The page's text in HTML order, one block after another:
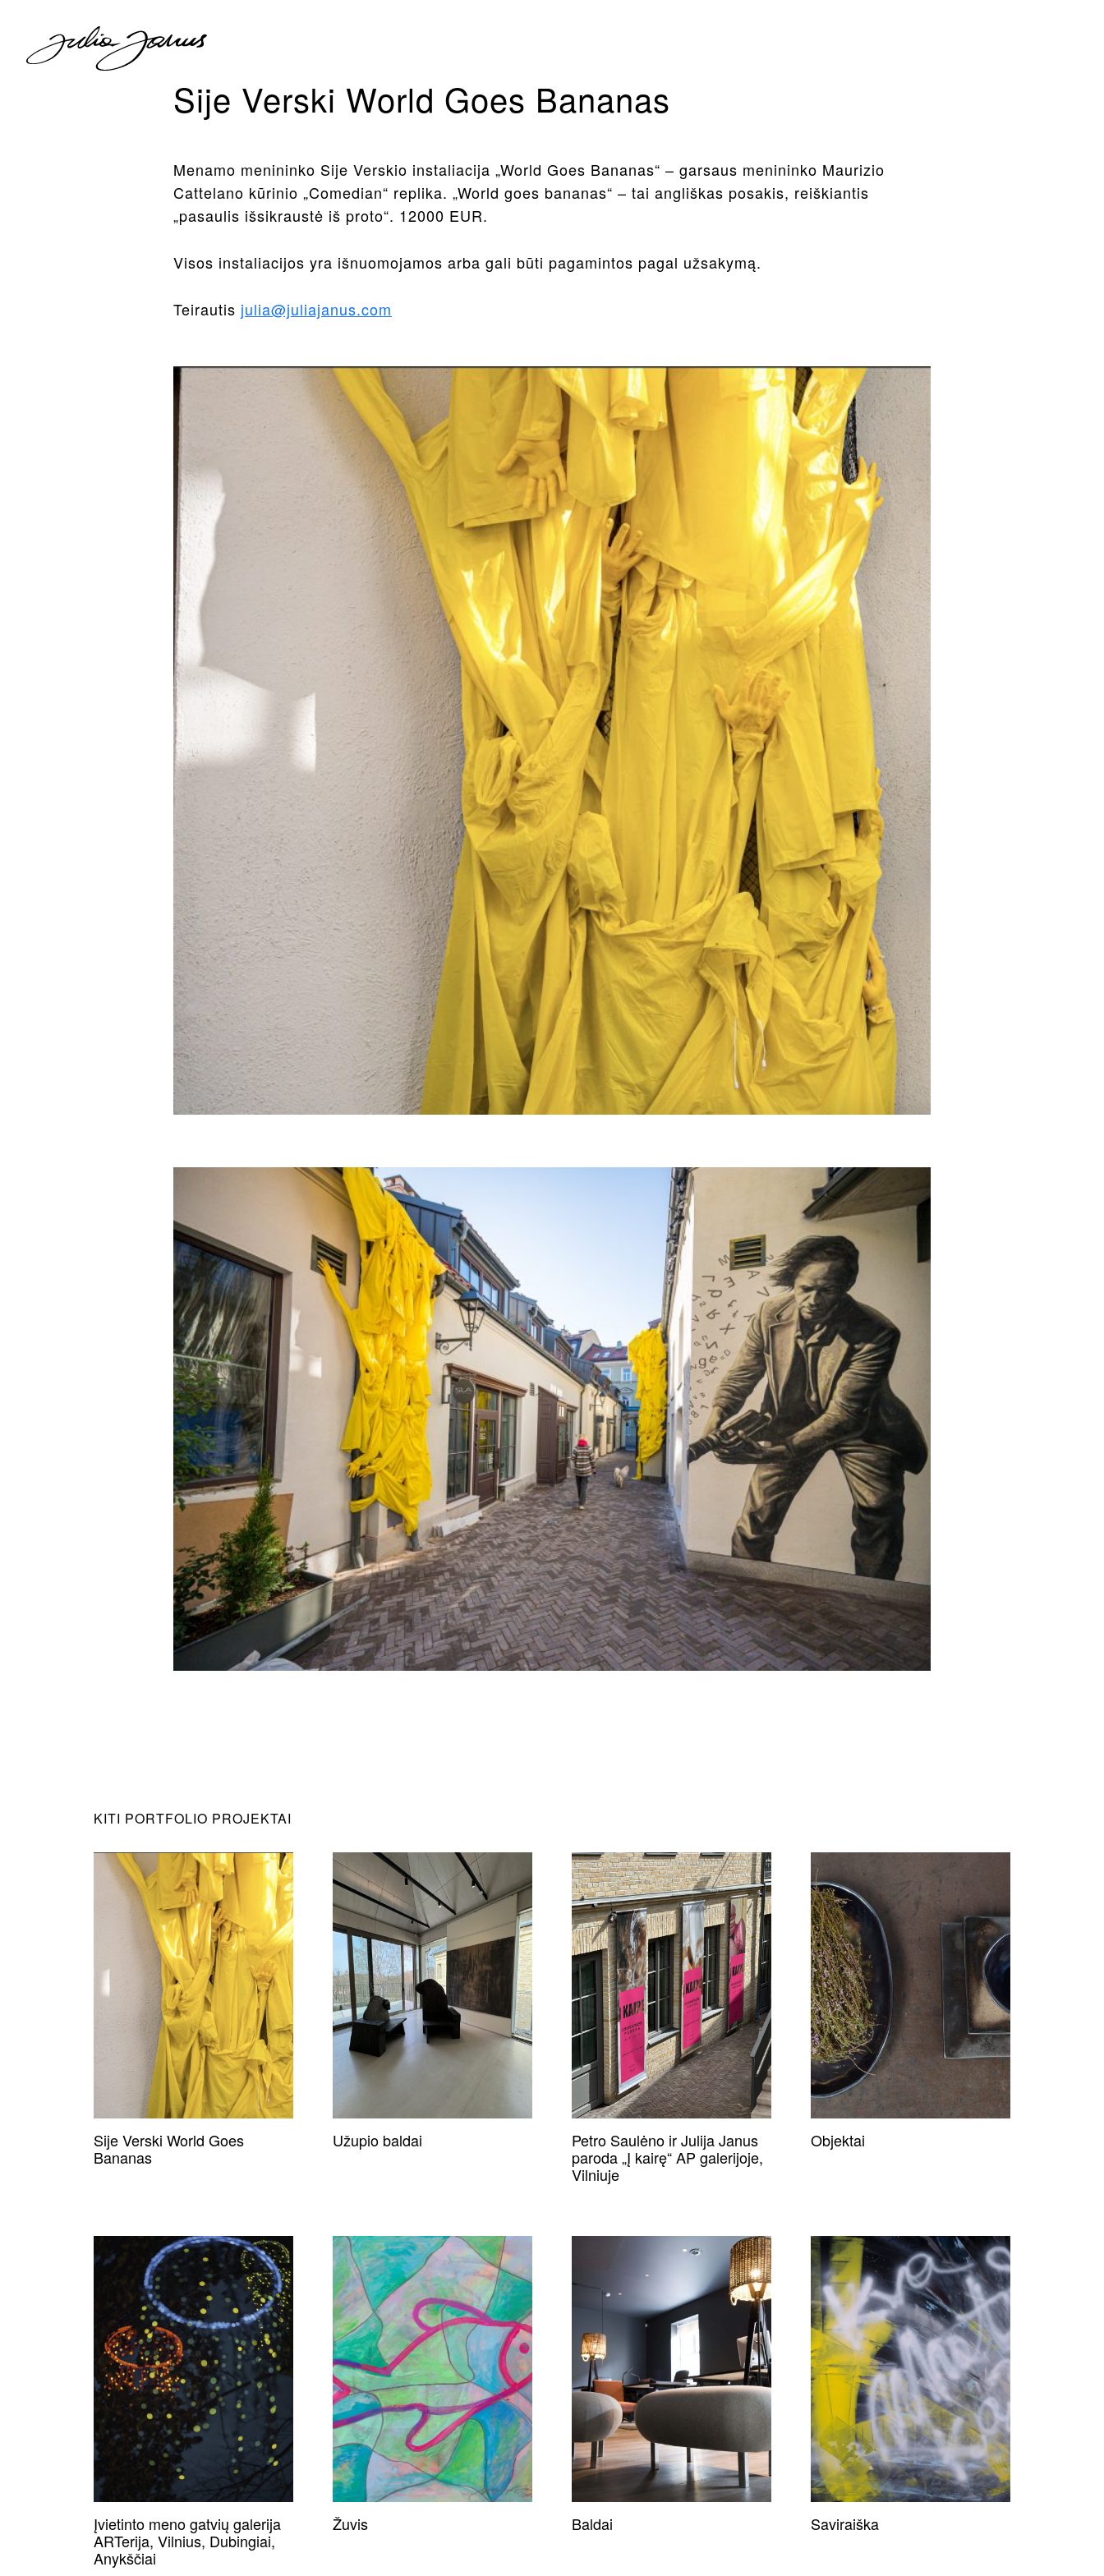
Sije Verski World Goes Bananas
Menamo menininko Sije Verskio instaliacija „World Goes Bananas“ – garsaus menininko Maurizio
Cattelano kūrinio „Comedian“ replika. „World goes bananas“ – tai angliškas posakis, reiškiantis
„pasaulis išsikraustė iš proto“. 12000 EUR.
Visos instaliacijos yra išnuomojamos arba gali būti pagamintos pagal užsakymą.
Teirautis julia@juliajanus.com
KITI PORTFOLIO PROJEKTAI
Sije Verski World Goes
Bananas
Užupio baldai
Petro Saulėno ir Julija Janus
paroda „Į kairę“ AP galerijoje,
Vilniuje
Objektai
Įvietinto meno gatvių galerija
ARTerija, Vilnius, Dubingiai,
Anykščiai
Žuvis Baldai Saviraiška